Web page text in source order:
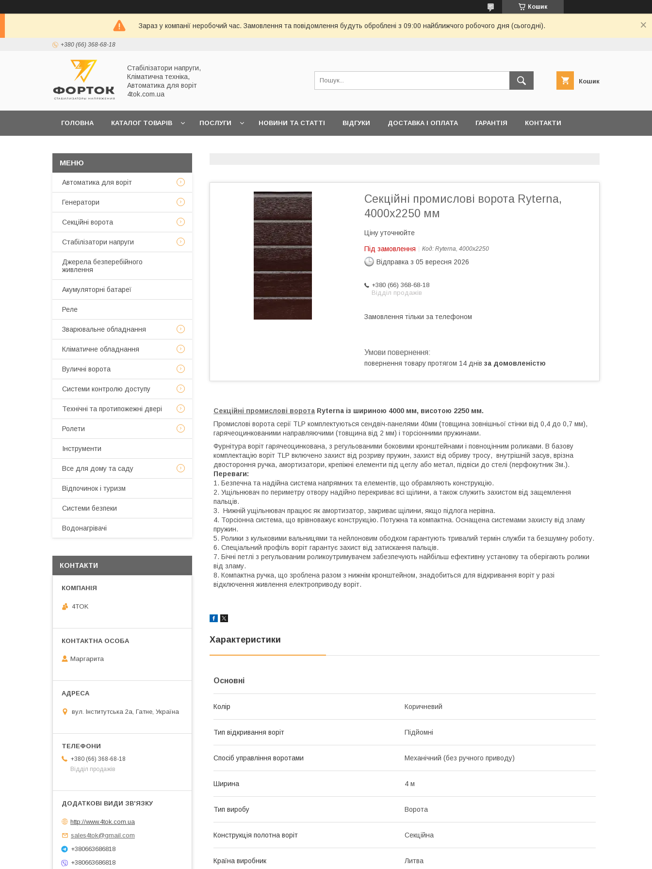
Кошик
Зараз у компанії неробочий час. Замовлення та повідомлення будуть оброблені з 09:00 найближчого робочого дня (сьогодні).
+380 (66) 368-68-18
Стабілізатори напруги,
Кліматична техніка,
Автоматика для воріт
4tok.com.ua
Кошик
ГОЛОВНА КАТАЛОГ ТОВАРІВ ПОСЛУГИ НОВИНИ ТА СТАТТІ ВІДГУКИ ДОСТАВКА І ОПЛАТА ГАРАНТІЯ КОНТАКТИ
Секційні промислові ворота Ryterna,
4000х2250 мм
Ціну уточнюйте
Під замовлення Код: Ryterna, 4000х2250
Відправка з 05 вересня 2026
+380 (66) 368-68-18
Відділ продажів
Замовлення тільки за телефоном
повернення товару протягом 14 днів за домовленістю
Секційні промислові ворота Ryterna із шириною 4000 мм, висотою 2250 мм.
Промислові ворота серії TLР комплектуються сендвіч-панелями 40мм (товщина зовнішньої стінки від 0,4 до 0,7 мм),
гарячеоцинкованими направляючими (товщина від 2 мм) і торсіонними пружинами.
Фурнітура воріт гарячеоцинкована, з регульованими боковими кронштейнами і повноцінним роликами. В базову
комплектацію воріт TLР включено захист від розриву пружин, захист від обриву тросу, внутрішній засув, врізна
двостороння ручка, амортизатори, крепіжні елементи під цеглу або метал, підвіси до стелі (перфокутник 3м.).
Переваги:
1. Безпечна та надійна система напрямних та елементів, що обрамляють конструкцію.
2. Ущільнювач по периметру отвору надійно перекриває всі щілини, а також служить захистом від защемлення
пальців.
3. Нижній ущільнювач працює як амортизатор, закриває щілини, якщо підлога нерівна.
4. Торсіонна система, що врівноважує конструкцію. Потужна та компактна. Оснащена системами захисту від зламу
пружин.
5. Ролики з кульковими вальницями та нейлоновим ободком гарантують тривалий термін служби та безшумну роботу.
6. Спеціальний профіль воріт гарантує захист від затискання пальців.
7. Бічні петлі з регульованим роликоутримувачем забезпечують найбільш ефективну установку та оберігають ролики
від зламу.
8. Компактна ручка, що зроблена разом з нижнім кронштейном, знадобиться для відкривання воріт у разі
відключення живлення електроприводу воріт.
Характеристики
Основні
Колір Коричневий
Тип відкривання воріт Підйомні
Спосіб управління воротами Механічний (без ручного приводу)
Ширина 4 м
Тип виробу Ворота
Конструкція полотна воріт Секційна
Країна виробник Литва
Автоматика для воріт
Генератори
Секційні ворота
Стабілізатори напруги
Джерела безперебійного
живлення
Акумуляторні батареї
Реле
Зварювальне обладнання
Кліматичне обладнання
Вуличні ворота
Системи контролю доступу
Технічні та протипожежні двері
Ролети
Інструменти
Все для дому та саду
Відпочинок і туризм
Системи безпеки
Водонагрівачі
КОНТАКТИ
4TOK
Маргарита
вул. Інститутська 2а, Гатне, Україна
+380 (66) 368-68-18
Відділ продажів
http://www.4tok.com.ua
sales4tok@gmail.com
+380663686818
+380663686818